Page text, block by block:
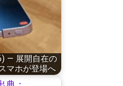
— 展開自在の
マホが登場へ